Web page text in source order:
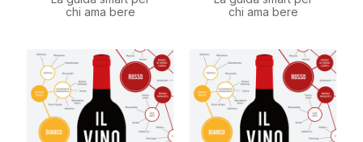
chi ama bere
chi ama bere